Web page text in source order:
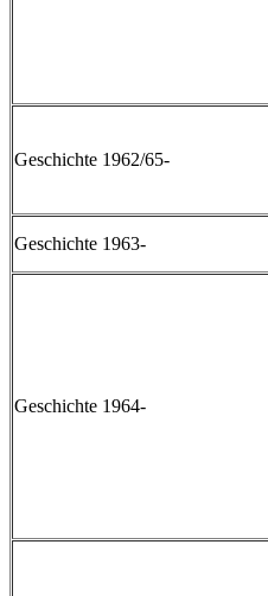
Geschichte 1962/65-
Geschichte 1963-
Geschichte 1964-